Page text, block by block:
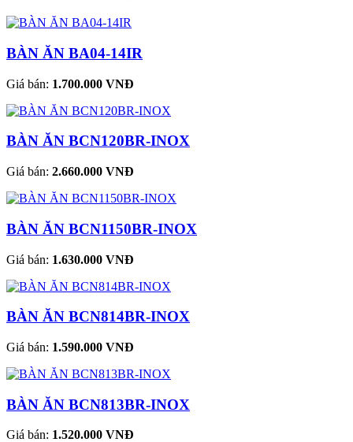
BÀN ĂN BA04-14IR
Giá bán: 1.700.000 VNĐ
BÀN ĂN BCN120BR-INOX
Giá bán: 2.660.000 VNĐ
BÀN ĂN BCN1150BR-INOX
Giá bán: 1.630.000 VNĐ
BÀN ĂN BCN814BR-INOX
Giá bán: 1.590.000 VNĐ
BÀN ĂN BCN813BR-INOX
Giá bán: 1.520.000 VNĐ